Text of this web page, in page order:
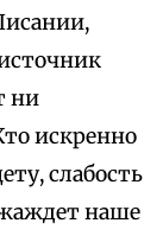
ни
искренно
слабость
наше